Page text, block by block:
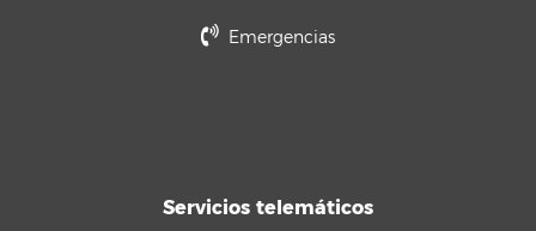
Emergencias
Servicios telemáticos